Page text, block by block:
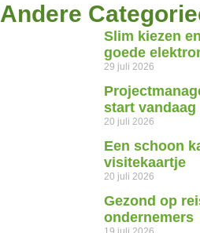
Andere
Slim kiezen
goede
29 juli 2026
start vandaag
20 juli 2026
Een schoon
visitekaartje
20 juli 2026
Gezond op
ondernemers